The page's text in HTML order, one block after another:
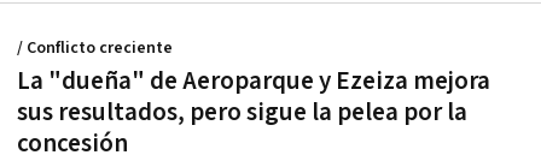
La "dueña" de Aeroparque y Ezeiza mejora
sus resultados, pero sigue la pelea por la
concesión
/ Conflicto creciente